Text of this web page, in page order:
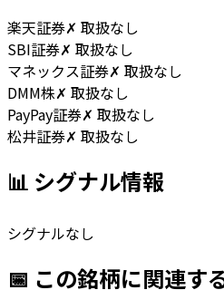
楽天証券✗ 取扱なし
SBI証券✗ 取扱なし
マネックス証券✗ 取扱なし
DMM株✗ 取扱なし
PayPay証券✗ 取扱なし
松井証券✗ 取扱なし
📊 シグナル情報
シグナルなし
📅 この銘柄に関連す